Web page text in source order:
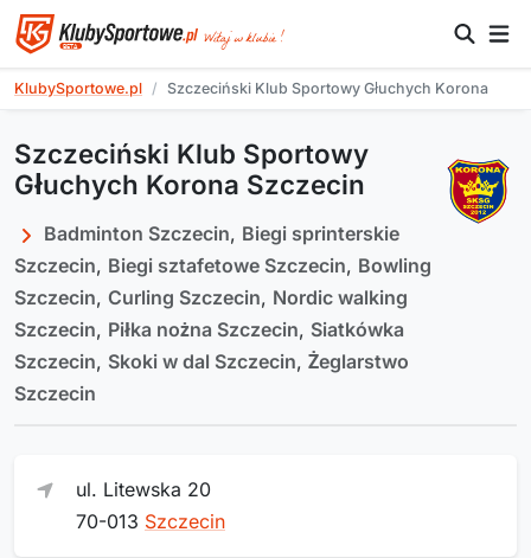
KlubySportowe.pl Szczeciński Klub Sportowy Głuchych Korona
Szczeciński Klub Sportowy
Głuchych Korona Szczecin
Badminton Szczecin, Biegi sprinterskie
Szczecin, Biegi sztafetowe Szczecin, Bowling
Szczecin, Curling Szczecin, Nordic walking
Szczecin, Piłka nożna Szczecin, Siatkówka
Szczecin, Skoki w dal Szczecin, Żeglarstwo
Szczecin
ul. Litewska 20
70-013 Szczecin